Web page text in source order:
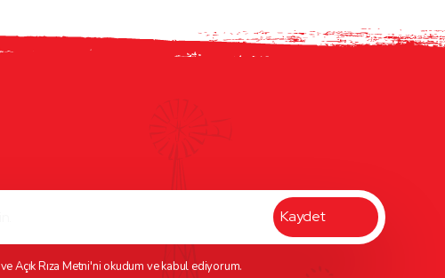
veAçık Rıza Metni'ni okudum ve kabul ediyorum.